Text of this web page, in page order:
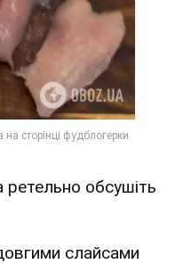
ретельно обсушіть
слайсами